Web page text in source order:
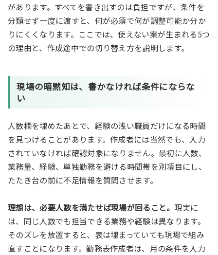
があります。すべてを書き出すのは負担ですが、条件を
分類せず一度に渡すと、何が必須で何が調整可能か分か
りにくくなります。ここでは、使えない案が生まれる5つ
の理由と、作成途中での切り替え方を説明します。
現場の暗黙知は、書かなければ条件にならな
い
人数欄を埋めたあとで、経験の浅い職員だけになる時間
を見つけることがあります。作成者には当然でも、入力
されていなければ確認対象になりません。最初に人数、
業務量、経験、単独勤務を避ける時間帯を別項目にし、
たたき台の前に不足情報を質問させます。
理想は、必要人数を満たせば現場が回ること。 現実に
は、同じ人数でも担当できる業務や経験は異なります。
そのズレを放置すると、表は埋まっていても現場で組み
直すことになります。勤務表作成者は、月の条件を入力